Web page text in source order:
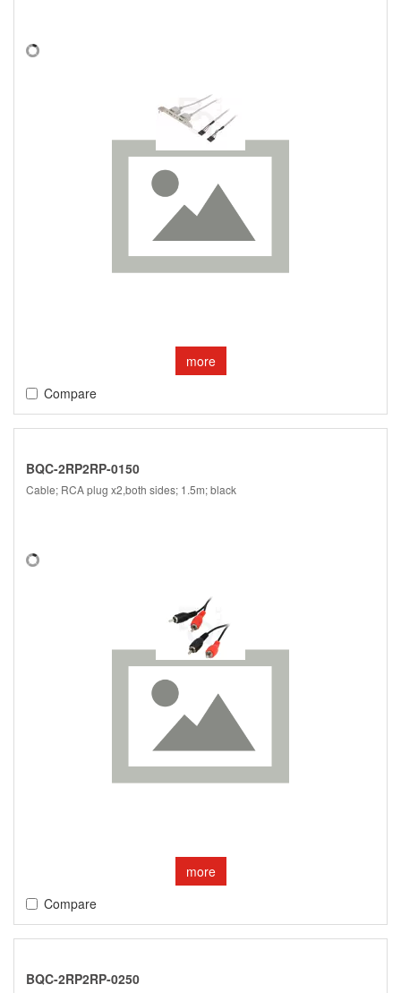
more
Compare
BQC-2RP2RP-0150
Cable; RCA plug x2,both sides; 1.5m; black
more
Compare
BQC-2RP2RP-0250